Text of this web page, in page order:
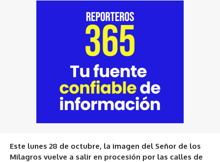
Este lunes 28 de octubre, la imagen del Señor de los
Milagros vuelve a salir en procesión por las calles de